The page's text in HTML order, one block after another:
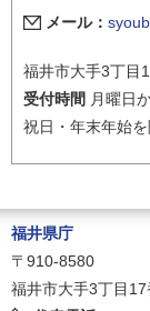
メール：
福井市大手3丁目
受付時間 月曜日
祝日・年末年始
福井県庁
〒910-8580
福井市大手3丁目17